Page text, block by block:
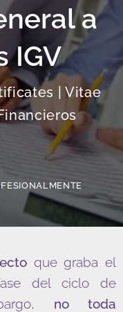
a
IGV
| Vitae
que graba el
del ciclo de
no toda